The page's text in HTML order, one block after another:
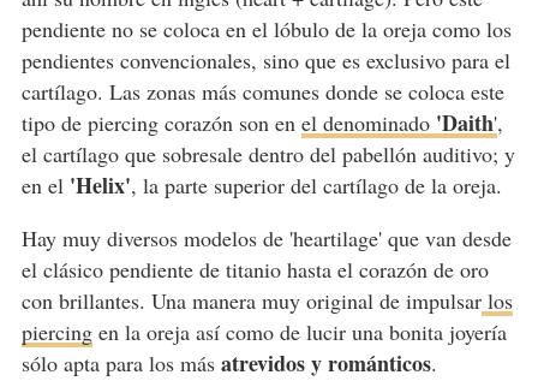
pendiente no se coloca en el lóbulo de la oreja como los
pendientes convencionales, sino que es exclusivo para el
cartílago. Las zonas más comunes donde se coloca este
tipo de piercing corazón son en el denominado 'Daith',
el cartílago que sobresale dentro del pabellón auditivo; y
en el 'Helix', la parte superior del cartílago de la oreja.
Hay muy diversos modelos de 'heartilage' que van desde
el clásico pendiente de titanio hasta el corazón de oro
con brillantes. Una manera muy original de impulsarlos
piercingen la oreja así como de lucir una bonita joyería
sólo apta para los más atrevidos y románticos.